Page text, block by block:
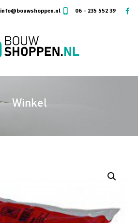
info@bouwshoppen.nl 06 - 235 552 39
Winkel